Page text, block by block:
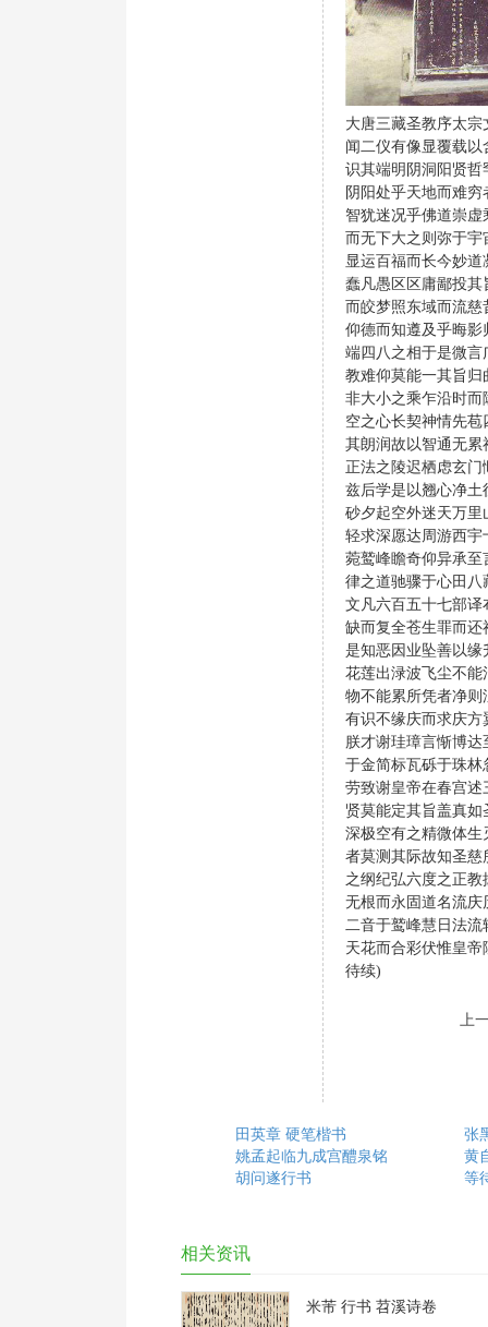
大唐三藏圣教序太
闻二仪有像显覆载
识其端明阴洞阳贤
阴阳处乎天地而难
智犹迷况乎佛道崇
而无下大之则弥于
显运百福而长今妙
蠢凡愚区区庸鄙投
而皎梦照东域而流
仰德而知遵及乎晦
端四八之相于是微
教难仰莫能一其旨
非大小之乘乍沿时
空之心长契神情先
其朗润故以智通无
正法之陵迟栖虑玄
兹后学是以翘心净
砂夕起空外迷天万
轻求深愿达周游西
菀鹫峰瞻奇仰异承
律之道驰骤于心田
文凡六百五十七部
缺而复全苍生罪而
是知恶因业坠善以
花莲出渌波飞尘不
物不能累所凭者净
有识不缘庆而求庆
朕才谢珪璋言惭博
于金简标瓦砾于珠
劳致谢皇帝在春宫
贤莫能定其旨盖真
深极空有之精微体
者莫测其际故知圣
之纲纪弘六度之正
无根而永固道名流
二音于鹫峰慧日法
天花而合彩伏惟皇
待续)
上
田英章 硬笔楷书
张
姚孟起临九成宫醴泉铭
黄
胡问遂行书
等
相关资讯
米芾 行书 苕溪诗卷